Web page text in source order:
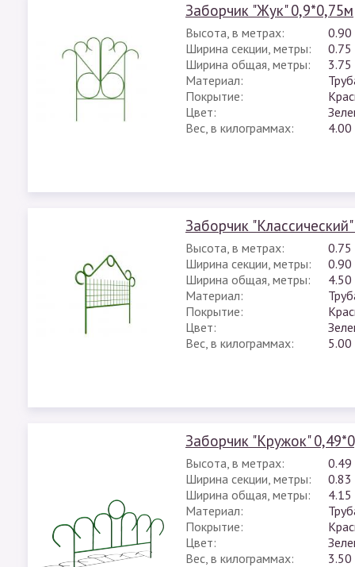
Заборчик "Жук" 0,9*0,75м
Высота, в метрах:
0.90
Ширина секции, метры:
0.75
Ширина общая, метры:
3.75
Материал:
Покрытие:
Цвет:
Вес, в килограммах:
4.00
Заборчик
Высота, в метрах:
0.75
Ширина секции, метры:
0.90
Ширина общая, метры:
4.50
Материал:
Покрытие:
Цвет:
Вес, в килограммах:
5.00
Заборчик "Кружок"
Высота, в метрах:
0.49
Ширина секции, метры:
0.83
Ширина общая, метры:
4.15
Материал:
Покрытие:
Цвет:
Вес, в килограммах:
3.50